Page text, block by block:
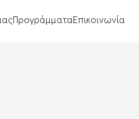
ΠρογράμματαΕπικοινωνία